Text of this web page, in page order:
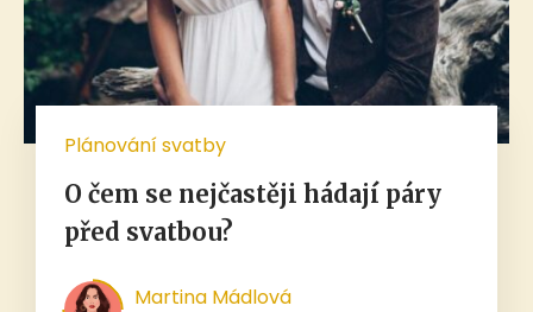
Plánování svatby
O čem se nejčastěji hádají páry
před svatbou?
Martina Mádlová